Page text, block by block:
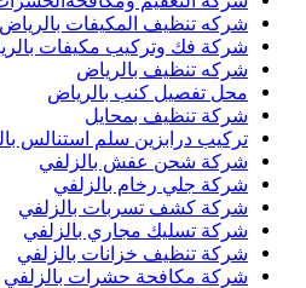
شركه تنظيف المكيفات بالرياض
شركة فك وتركيب مكيفات
شركه تنظيف بالرياض
محل تفصيل كنب بالرياض
شركة تنظيف بمحايل
تركيب درابزين سلم استنالس
شركة شحن عفش بالزلفي
شركة جلي رخام بالزلفي
شركة كشف تسربات بالزلفي
شركة تسليك مجاري بالزلفي
شركة تنظيف خزانات بالزلفي
شركة مكافحة حشرات بالزلفي